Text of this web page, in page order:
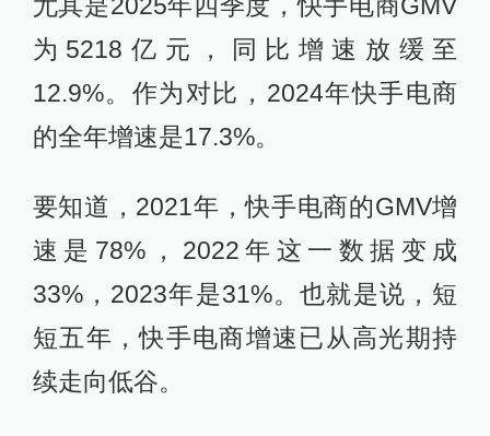
尤其是2025年四季度，快手电商GMV
为5218亿元，同比增速放缓至
12.9%。作为对比，2024年快手电商
的全年增速是17.3%。
要知道，2021年，快手电商的GMV增
速是78%，2022年这一数据变成
33%，2023年是31%。也就是说，短
短五年，快手电商增速已从高光期持
续走向低谷。